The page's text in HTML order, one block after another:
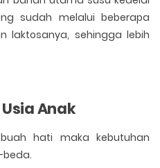
sudah melalui beberapa
laktosanya, sehingga lebih
Anak
hati maka kebutuhan
beda.